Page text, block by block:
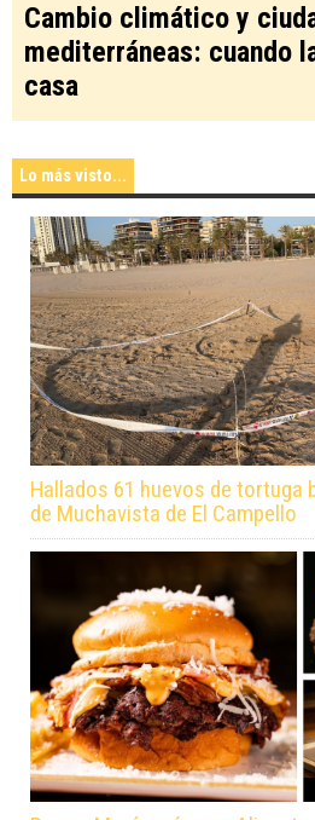
Cambio climático y
mediterráneas: cuando
casa
Lo más visto...
Hallados 61 huevos de tortuga
de Muchavista de El Campello